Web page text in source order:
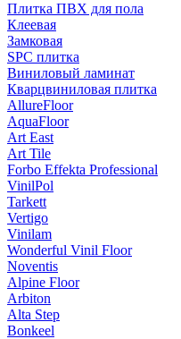
Плитка ПВХ для пола
Клеевая
Замковая
SPC плитка
Виниловый ламинат
Кварцвиниловая плитка
AllureFloor
AquaFloor
Art East
Art Tile
Forbo Effekta Professional
VinilPol
Tarkett
Vertigo
Vinilam
Wonderful Vinil Floor
Noventis
Alpine Floor
Arbiton
Alta Step
Bonkeel